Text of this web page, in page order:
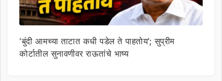
‘बुंदी आमच्या ताटात कधी पडेल ते पाहतोय’; सुप्रीम
कोर्टातील सुनावणीवर राऊतांचे भाष्य